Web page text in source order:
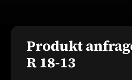
Produkt
R 18-13